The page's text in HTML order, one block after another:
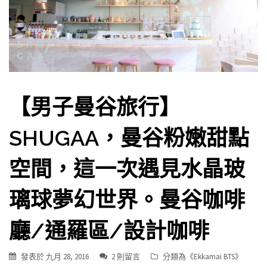
【男子曼谷旅行】
SHUGAA，曼谷粉嫩甜點
空間，這一次遇見水晶玻
璃球夢幻世界。曼谷咖啡
廳/通羅區/設計咖啡
發表於 九月 28, 2016 2 則留言 分類為《Ekkamai BTS》